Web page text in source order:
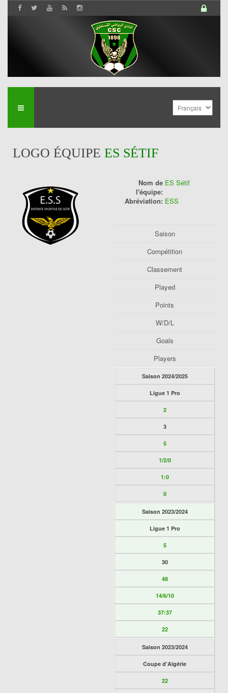
LOGO ÉQUIPE ES SÉTIF
Nom de
l'équipe:
ES Sétif
Abréviation: ESS
History
Saison
Compétition
Classement
Played
Points
W/D/L
Goals
Players
Saison 2024/2025
Ligue 1 Pro
2
3
5
1/2/0
1:0
0
Saison 2023/2024
Ligue 1 Pro
5
30
48
14/6/10
37:37
22
Saison 2023/2024
Coupe d'Algérie
22